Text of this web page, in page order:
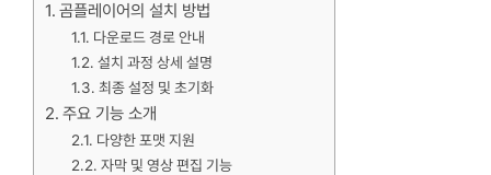
곰플레이어의 설치 방법
다운로드 경로 안내
설치 과정 상세 설명
최종 설정 및 초기화
주요 기능 소개
다양한 포맷 지원
자막 및 영상 편집 기능